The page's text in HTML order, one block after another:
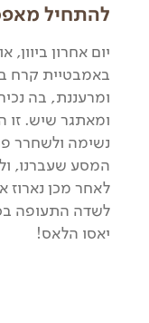
להתחיל
יום אחרון
באמבטיית קרח
ומרעננת, בה
ומאתגר שיש. זו
נשימה ולשחרר
המסע שעברנו,
לאחר מכן נארוז
לשדה התעופה
יאסו הלאס!